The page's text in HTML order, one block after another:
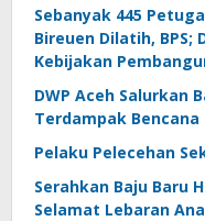
Sebanyak 445
Bireuen Dilatih, BPS;
Kebijakan
DWP Aceh Salurkan
Terdampak Bencana
Pelaku Pelecehan
Serahkan Baju Baru
Selamat Lebaran